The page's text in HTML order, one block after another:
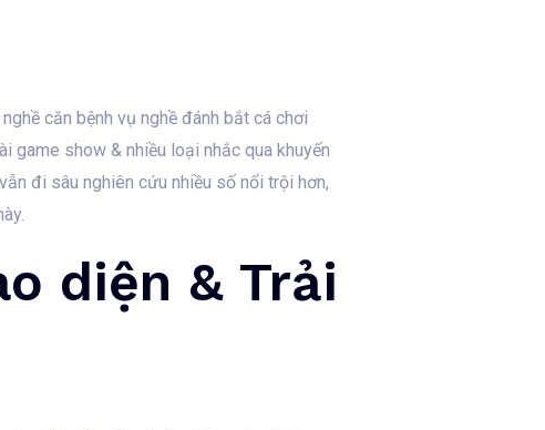
căn bệnh vụ nghề đánh bắt cá chơi
game show & nhiều loại nhắc qua khuyến
đi sâu nghiên cứu nhiều số nổi trội hơn,
diện & Trải